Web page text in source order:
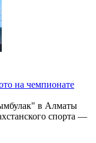
на чемпионате
в Алматы
спорта —